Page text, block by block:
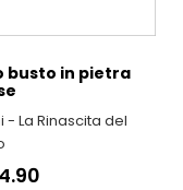
busto in pietra
- La Rinascita del